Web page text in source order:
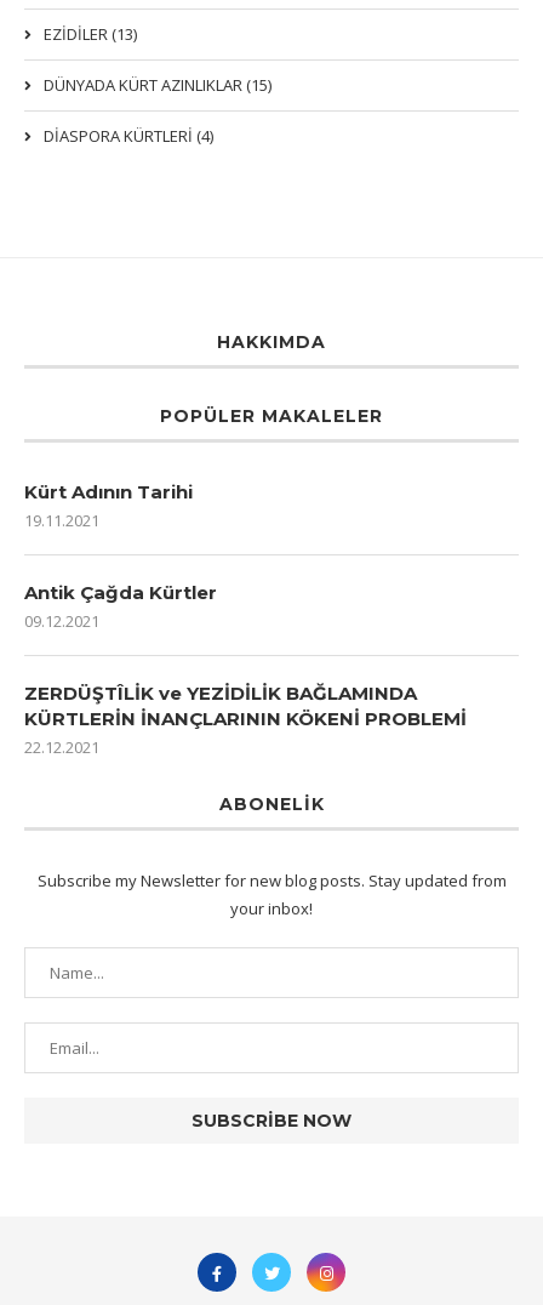
EZIDILER (13)
DÜNYADA KÜRT AZINLIKLAR (15)
DİASPORA KÜRTLERİ (4)
HAKKIMDA
POPÜLER MAKALELER
Kürt Adının Tarihi
19.11.2021
Antik Çağda Kürtler
09.12.2021
ZERDÜŞTÎLİK ve YEZİDİLİK BAĞLAMINDA
KÜRTLERİN İNANÇLARININ KÖKENİ PROBLEMİ
22.12.2021
ABONELIK
Subscribe my Newsletter for new blog posts. Stay updated from
your inbox!